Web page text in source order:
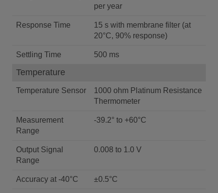
per year
Response Time
15 s with membrane filter (at
20°C, 90% response)
Settling Time 500 ms
Temperature
Temperature Sensor
1000 ohm Platinum Resistance
Thermometer
Measurement
Range
-39.2° to +60°C
Output Signal
Range
0.008 to 1.0 V
Accuracy at -40°C ±0.5°C